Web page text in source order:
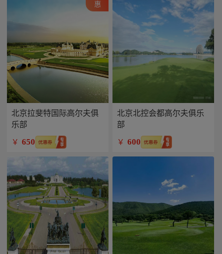
惠
北京拉斐特国际高尔夫俱
乐部
￥ 650
北京北控会都高尔夫俱乐
部
￥ 600